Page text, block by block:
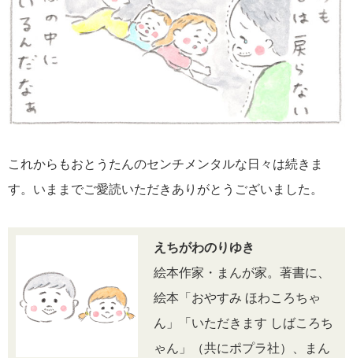
これからもおとうたんのセンチメンタルな日々は続きま
す。いままでご愛読いただきありがとうございました。
えちがわのりゆき
絵本作家・まんが家。著書に、
絵本「おやすみ ほわころちゃ
ん」「いただきます しばころち
ゃん」（共にポプラ社）、まん